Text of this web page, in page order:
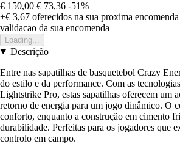
€ 150,00 € 73,36 -51%
+€ 3,67 oferecidos na sua proxima encomenda
validacao da sua encomenda
Loading...
Descrição
Entre nas sapatilhas de basquetebol Crazy
do estilo e da performance. Com as
Lightstrike Pro, estas sapatilhas oferecem um
retorno de energia para um jogo dinâmico. O
conforto, enquanto a construção em cimento
durabilidade. Perfeitas para os jogadores que
controlo em campo.